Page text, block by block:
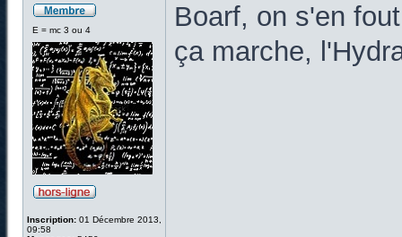
E = mc 3 ou 4
Inscription: 01 Décembre 2013,
09:58
Boarf, on s'en
ça marche,